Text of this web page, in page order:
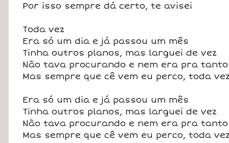
Por isso sempre dá certo, te avisei
Toda vez
Era só um dia e já passou um mês
Tinha outros planos, mas larguei de vez
Não tava procurando e nem era pra tanto
Mas sempre que cê vem eu perco, toda
Era só um dia e já passou um mês
Tinha outros planos, mas larguei de vez
Não tava procurando e nem era pra tanto
Mas sempre que cê vem eu perco, toda